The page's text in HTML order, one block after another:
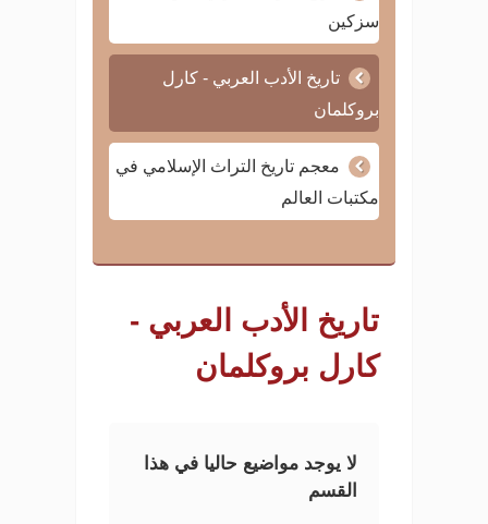
سزكين
تاريخ الأدب العربي - كارل
بروكلمان
معجم تاريخ التراث الإسلامي في
مكتبات العالم
تاريخ الأدب العربي -
كارل بروكلمان
لا يوجد مواضيع حاليا في هذا
القسم